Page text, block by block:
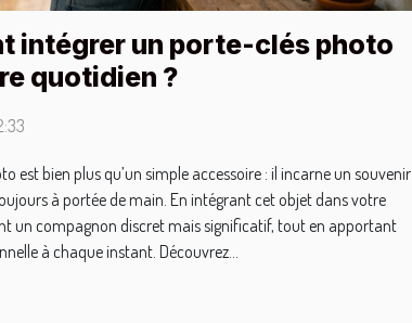
intégrer un porte-clés photo
quotidien ?
est bien plus qu’un simple accessoire : il incarne un souvenir
à portée de main. En intégrant cet objet dans votre
un compagnon discret mais significatif, tout en apportant
à chaque instant. Découvrez...